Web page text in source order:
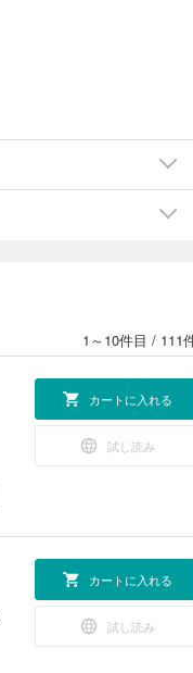
1～10件目 / 111
カートに入れる
試し読み
カートに入れる
試し読み